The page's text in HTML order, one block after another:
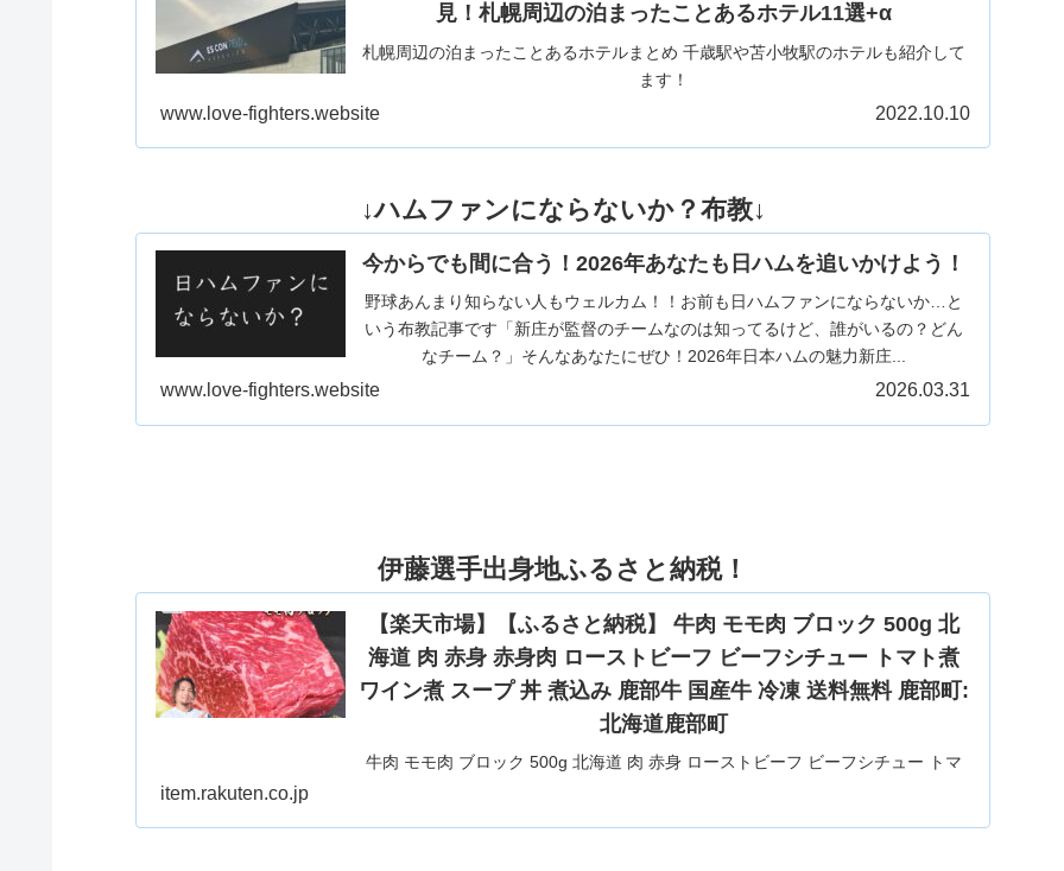
見！札幌周辺の泊まったことあるホテル11選+α
札幌周辺の泊まったことあるホテルまとめ 千歳駅や苫小牧駅のホテルも紹介して
ます！
www.love-fighters.website 2022.10.10
↓ハムファンにならないか？布教↓
今からでも間に合う！2026年あなたも日ハムを追いかけよう！
野球あんまり知らない人もウェルカム！！お前も日ハムファンにならないか…と
いう布教記事です「新庄が監督のチームなのは知ってるけど、誰がいるの？どん
なチーム？」そんなあなたにぜひ！2026年日本ハムの魅力新庄...
www.love-fighters.website 2026.03.31
伊藤選手出身地ふるさと納税！
【楽天市場】【ふるさと納税】 牛肉 モモ肉 ブロック 500g 北
海道 肉 赤身 赤身肉 ローストビーフ ビーフシチュー トマト煮
ワイン煮 スープ 丼 煮込み 鹿部牛 国産牛 冷凍 送料無料 鹿部町:
北海道鹿部町
牛肉 モモ肉 ブロック 500g 北海道 肉 赤身 ローストビーフ ビーフシチュー トマ
item.rakuten.co.jp